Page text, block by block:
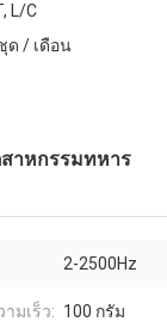
L/C
ด / เดือน
สาหกรรมทหาร
2-2500Hz
มเร็ว: 100 กรัม